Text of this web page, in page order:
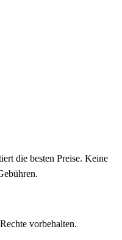
die besten Preise. Keine
vorbehalten.